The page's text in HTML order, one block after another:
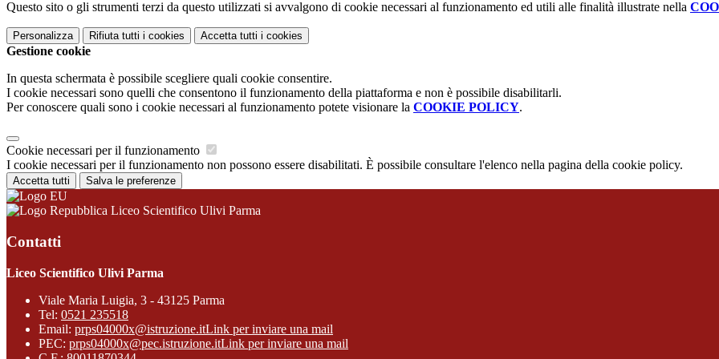
Questo sito o gli strumenti terzi da questo utilizzati si avvalgono di cookie necessari al funzionamento ed utili alle finalità illustrate nella
Personalizza Rifiuta tutti i cookies Accetta tutti i cookies
Gestione cookie
In questa schermata è possibile scegliere quali cookie consentire.
I cookie necessari sono quelli che consentono il funzionamento della piattaforma e non è possibile disabilitarli.
Per conoscere quali sono i cookie necessari al funzionamento potete visionare la COOKIE POLICY.
Cookie necessari per il funzionamento
I cookie necessari per il funzionamento non possono essere disabilitati. È possibile consultare l'elenco nella pagina della cookie policy.
Accetta tutti Salva le preferenze
Liceo Scientifico Ulivi Parma
Contatti
Liceo Scientifico Ulivi Parma
Viale Maria Luigia, 3 - 43125 Parma
Tel: 0521 235518
Email: prps04000x@istruzione.itLink per inviare una mail
PEC: prps04000x@pec.istruzione.itLink per inviare una mail